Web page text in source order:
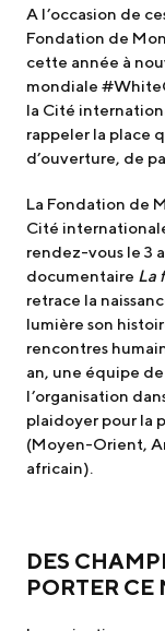
A l’occasion de
Fondation de
cette année à
mondiale
la Cité
rappeler la place
d’ouverture, de
La Fondation de
Cité
rendez-vous le 3
documentaire La
retrace la
lumière son
rencontres
an, une équipe
l’organisation
plaidoyer pour la
(Moyen-Orient,
africain).
DES
PORTER CE